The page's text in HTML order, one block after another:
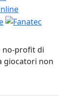
no-profit di
giocatori non